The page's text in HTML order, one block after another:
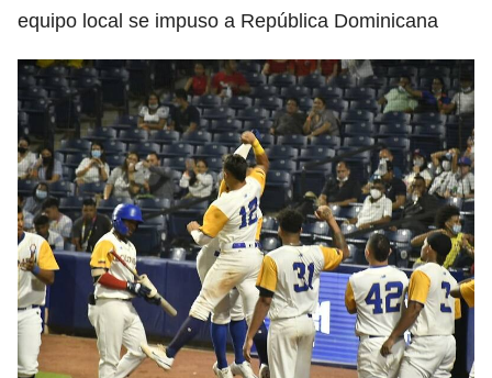
equipo local se impuso a República Dominicana